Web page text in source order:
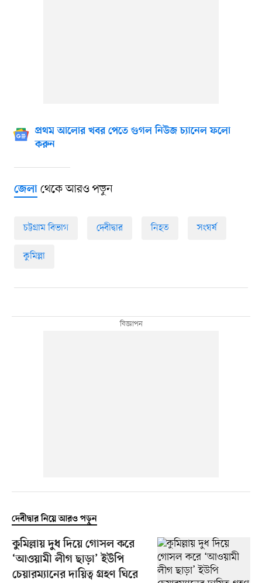
প্রথম আলোর খবর পেতে গুগল নিউজ চ্যানেল ফলো
করুন
জেলাথেকে আরও পড়ুন
চট্টগ্রাম বিভাগ দেবীদ্বার নিহত সংঘর্ষ
কুমিল্লা
দেবীদ্বার নিয়ে আরও পড়ুন
কুমিল্লায় দুধ দিয়ে গোসল করে
‘আওয়ামী লীগ ছাড়া’ ইউপি
চেয়ারম্যানের দায়িত্ব গ্রহণ ঘিরে